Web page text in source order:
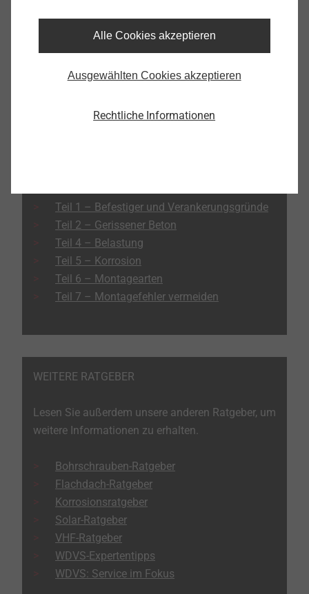
Kontakt aufnehmen
VERANKERUNG
Teil 1 – Befestiger und Verankerungsgründe
Teil 2 – Gerissener Beton
Teil 4 – Belastung
Teil 5 – Korrosion
Teil 6 – Montagearten
Teil 7 – Montagefehler vermeiden
WEITERE RATGEBER
Lesen Sie außerdem unsere anderen Ratgeber, um
weitere Informationen zu erhalten.
Bohrschrauben-Ratgeber
Flachdach-Ratgeber
Korrosionsratgeber
Solar-Ratgeber
VHF-Ratgeber
WDVS-Expertentipps
WDVS: Service im Fokus
Alle Cookies akzeptieren
Ausgewählten Cookies akzeptieren
Rechtliche Informationen